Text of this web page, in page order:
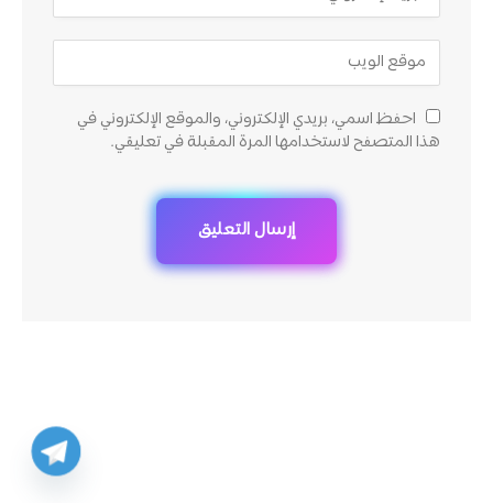
احفظ اسمي، بريدي الإلكتروني، والموقع الإلكتروني في
هذا المتصفح لاستخدامها المرة المقبلة في تعليقي.